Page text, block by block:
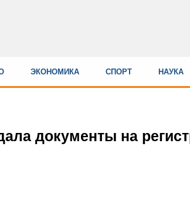
ЭКОНОМИКА СПОРТ НАУКА
документы на